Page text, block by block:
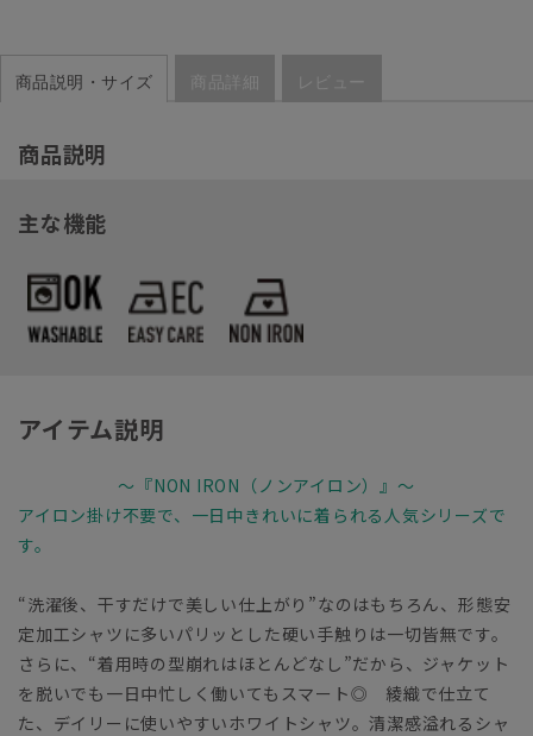
商品説明・サイズ 商品詳細 レビュー
商品説明
主な機能
アイテム説明
～『NON IRON（ノンアイロン）』～
アイロン掛け不要で、一日中きれいに着られる人気シリーズで
す。
“洗濯後、干すだけで美しい仕上がり”なのはもちろん、形態安
定加工シャツに多いパリッとした硬い手触りは一切皆無です。
さらに、“着用時の型崩れはほとんどなし”だから、ジャケット
を脱いでも一日中忙しく働いてもスマート◎ 綾織で仕立て
た、デイリーに使いやすいホワイトシャツ。清潔感溢れるシャ